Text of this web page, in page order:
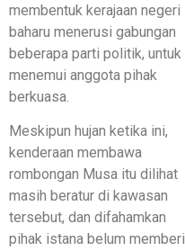
membentuk kerajaan negeri
baharu menerusi gabungan
beberapa parti politik, untuk
menemui anggota pihak
berkuasa.
Meskipun hujan ketika ini,
kenderaan membawa
rombongan Musa itu dilihat
masih beratur di kawasan
tersebut, dan difahamkan
pihak istana belum memberi